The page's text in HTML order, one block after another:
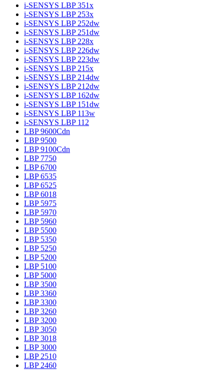
i-SENSYS LBP 351x
i-SENSYS LBP 253x
i-SENSYS LBP 252dw
i-SENSYS LBP 251dw
i-SENSYS LBP 228x
i-SENSYS LBP 226dw
i-SENSYS LBP 223dw
i-SENSYS LBP 215x
i-SENSYS LBP 214dw
i-SENSYS LBP 212dw
i-SENSYS LBP 162dw
i-SENSYS LBP 151dw
i-SENSYS LBP 113w
i-SENSYS LBP 112
LBP 9600Cdn
LBP 9500
LBP 9100Cdn
LBP 7750
LBP 6700
LBP 6535
LBP 6525
LBP 6018
LBP 5975
LBP 5970
LBP 5960
LBP 5500
LBP 5350
LBP 5250
LBP 5200
LBP 5100
LBP 5000
LBP 3500
LBP 3360
LBP 3300
LBP 3260
LBP 3200
LBP 3050
LBP 3018
LBP 3000
LBP 2510
LBP 2460